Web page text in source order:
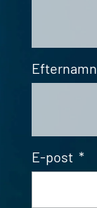
Efternamn
E-post *